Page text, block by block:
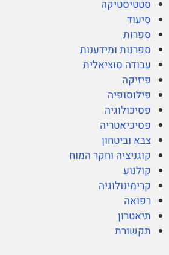
סטטיסטיקה
סיעוד
ספרות
ספרנות ומידענות
עבודה סוציאלית
פיזיקה
פילוסופיה
פסיכולוגיה
פסיכיאטריה
צבא וביטחון
קוגניציה וחקר המוח
קולנוע
קרימינולוגיה
רפואה
תיאטרון
תקשורת